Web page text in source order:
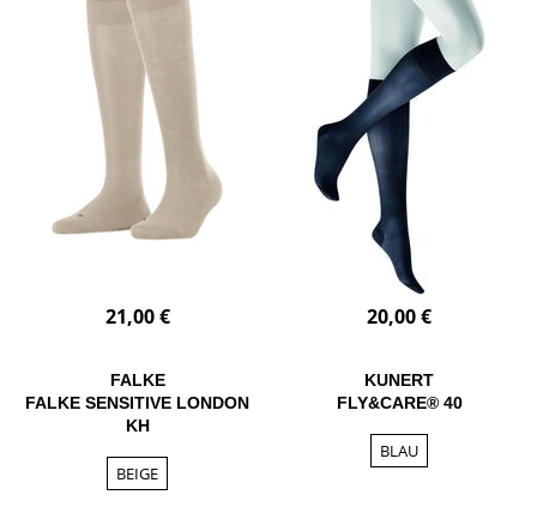
21,00 €
FALKE
FALKE SENSITIVE LONDON
KH
BEIGE
20,00 €
KUNERT
FLY&CARE® 40
BLAU